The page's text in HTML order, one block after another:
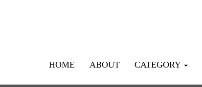
HOME ABOUT CATEGORY